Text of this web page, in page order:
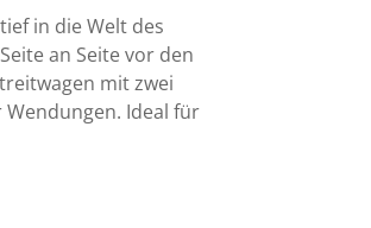
in die Welt des
an Seite vor den
mit zwei
Ideal für